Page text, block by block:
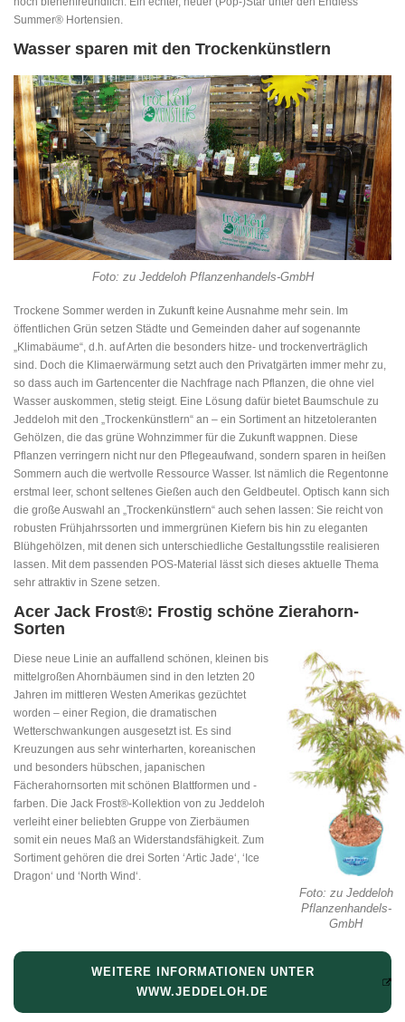
Summer® Hortensien.
Wasser sparen mit den Trockenkünstlern
Foto: zu Jeddeloh Pflanzenhandels-GmbH
Trockene Sommer werden in Zukunft keine Ausnahme mehr sein. Im
öffentlichen Grün setzen Städte und Gemeinden daher auf sogenannte
„Klimabäume“, d.h. auf Arten die besonders hitze- und trockenverträglich
sind. Doch die Klimaerwärmung setzt auch den Privatgärten immer mehr zu,
so dass auch im Gartencenter die Nachfrage nach Pflanzen, die ohne viel
Wasser auskommen, stetig steigt. Eine Lösung dafür bietet Baumschule zu
Jeddeloh mit den „Trockenkünstlern“ an – ein Sortiment an hitzetoleranten
Gehölzen, die das grüne Wohnzimmer für die Zukunft wappnen. Diese
Pflanzen verringern nicht nur den Pflegeaufwand, sondern sparen in heißen
Sommern auch die wertvolle Ressource Wasser. Ist nämlich die Regentonne
erstmal leer, schont seltenes Gießen auch den Geldbeutel. Optisch kann sich
die große Auswahl an „Trockenkünstlern“ auch sehen lassen: Sie reicht von
robusten Frühjahrssorten und immergrünen Kiefern bis hin zu eleganten
Blühgehölzen, mit denen sich unterschiedliche Gestaltungsstile realisieren
lassen. Mit dem passenden POS-Material lässt sich dieses aktuelle Thema
sehr attraktiv in Szene setzen.
Acer Jack Frost®: Frostig schöne Zierahorn-
Sorten
Foto: zu Jeddeloh
Pflanzenhandels-
GmbH
Diese neue Linie an auffallend schönen, kleinen bis
mittelgroßen Ahornbäumen sind in den letzten 20
Jahren im mittleren Westen Amerikas gezüchtet
worden – einer Region, die dramatischen
Wetterschwankungen ausgesetzt ist. Es sind
Kreuzungen aus sehr winterharten, koreanischen
und besonders hübschen, japanischen
Fächerahornsorten mit schönen Blattformen und -
farben. Die Jack Frost®-Kollektion von zu Jeddeloh
verleiht einer beliebten Gruppe von Zierbäumen
somit ein neues Maß an Widerstandsfähigkeit. Zum
Sortiment gehören die drei Sorten ‘Artic Jade‘, ‘Ice
Dragon‘ und ‘North Wind‘.
WEITERE INFORMATIONEN UNTER
WWW.JEDDELOH.DE